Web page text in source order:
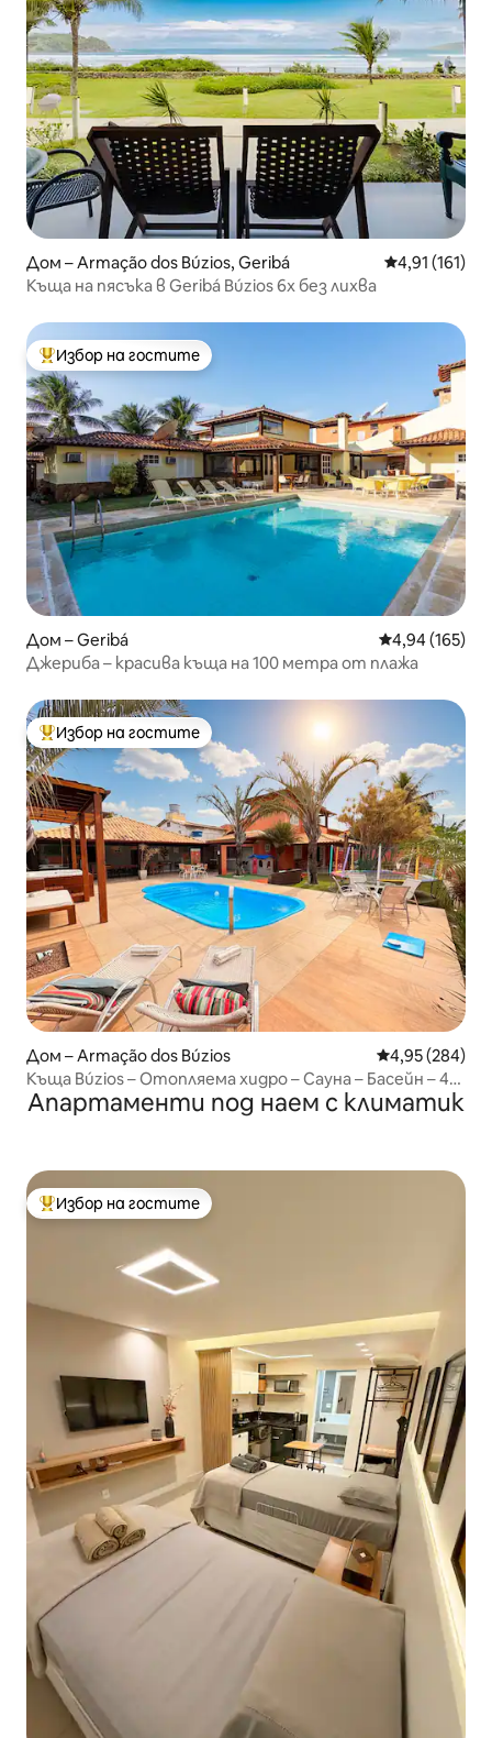
Дом – Armação dos Búzios, Geribá Средна
4,91 (161)
Къща на пясъка в Geribá Búzios 6x без лихва
Най-популярен избор на гостите
Избор на гостите
Дом – Geribá Средна
4,94 (165)
Джериба – красива къща на 100 метра от плажа
Най-популярен избор на гостите
Избор на гостите
Дом – Armação dos Búzios Средна
4,95 (284)
Къща Búzios – Отопляема хидро – Сауна – Басейн – 4
апартамента
Апартаменти под наем с климатик
Най-популярен избор на гостите
Избор на гостите